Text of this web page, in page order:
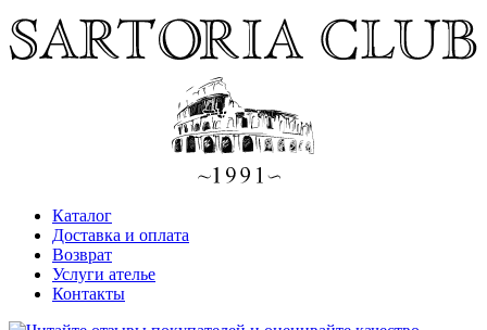
Каталог
Доставка и оплата
Возврат
Услуги ателье
Контакты